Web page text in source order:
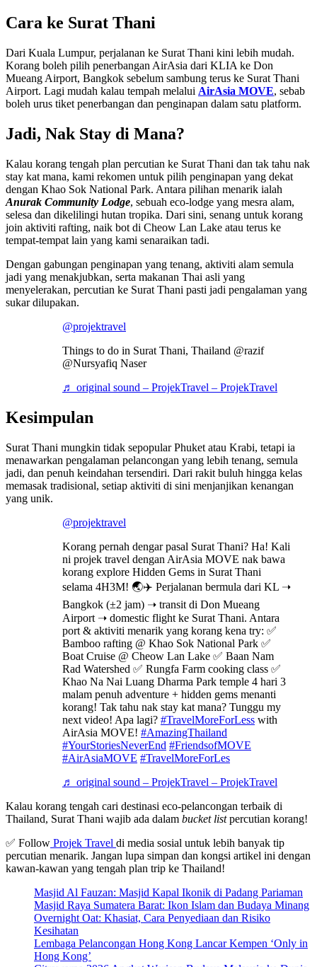
Cara ke Surat Thani
Dari Kuala Lumpur, perjalanan ke Surat Thani kini lebih mudah.
Korang boleh pilih penerbangan AirAsia dari KLIA ke Don
Mueang Airport, Bangkok sebelum sambung terus ke Surat Thani
Airport. Lagi mudah kalau tempah melalui AirAsia MOVE, sebab
boleh urus tiket penerbangan dan penginapan dalam satu platform.
Jadi, Nak Stay di Mana?
Kalau korang tengah plan percutian ke Surat Thani dan tak tahu nak
stay kat mana, kami rekomen untuk pilih penginapan yang dekat
dengan Khao Sok National Park. Antara pilihan menarik ialah
Anurak Community Lodge, sebuah eco-lodge yang mesra alam,
selesa dan dikelilingi hutan tropika. Dari sini, senang untuk korang
join aktiviti rafting, naik bot di Cheow Lan Lake atau terus ke
tempat-tempat lain yang kami senaraikan tadi.
Dengan gabungan penginapan yang tenang, aktiviti alam semula
jadi yang menakjubkan, serta makanan Thai asli yang
menyelerakan, percutian ke Surat Thani pasti jadi pengalaman yang
sukar dilupakan.
@projektravel
Things to do in Surat Thani, Thailand @razif
@Nursyafiq Naser
♬ original sound – ProjekTravel – ProjekTravel
Kesimpulan
Surat Thani mungkin tidak sepopular Phuket atau Krabi, tetapi ia
menawarkan pengalaman pelancongan yang lebih tenang, semula
jadi, dan penuh keindahan tersendiri. Dari rakit buluh hingga kelas
memasak tradisional, setiap aktiviti di sini menjanjikan kenangan
yang unik.
@projektravel
Korang pernah dengar pasal Surat Thani? Ha! Kali
ni projek travel dengan AirAsia MOVE nak bawa
korang explore Hidden Gems in Surat Thani
selama 4H3M! 🌏✈️ Perjalanan bermula dari KL ➝
Bangkok (±2 jam) ➝ transit di Don Mueang
Airport ➝ domestic flight ke Surat Thani. Antara
port & aktiviti menarik yang korang kena try: ✅
Bamboo rafting @ Khao Sok National Park ✅
Boat Cruise @ Cheow Lan Lake ✅ Baan Nam
Rad Watershed ✅ Rungfa Farm cooking class ✅
Khao Na Nai Luang Dharma Park temple 4 hari 3
malam penuh adventure + hidden gems menanti
korang! Tak tahu nak stay kat mana? Tunggu my
next video! Apa lagi? #TravelMoreForLess with
AirAsia MOVE! #AmazingThailand
#YourStoriesNeverEnd #FriendsofMOVE
#AirAsiaMOVE #TravelMoreForLes
♬ original sound – ProjekTravel – ProjekTravel
Kalau korang tengah cari destinasi eco-pelancongan terbaik di
Thailand, Surat Thani wajib ada dalam bucket listpercutian korang!
✅ Follow Projek Travel di media sosial untuk lebih banyak tip
percutian menarik. Jangan lupa simpan dan kongsi artikel ini dengan
kawan-kawan yang tengah plan trip ke Thailand!
Masjid Al Fauzan: Masjid Kapal Ikonik di Padang Pariaman
Masjid Raya Sumatera Barat: Ikon Islam dan Budaya Minang
Overnight Oat: Khasiat, Cara Penyediaan dan Risiko
Kesihatan
Lembaga Pelancongan Hong Kong Lancar Kempen ‘Only in
Hong Kong’